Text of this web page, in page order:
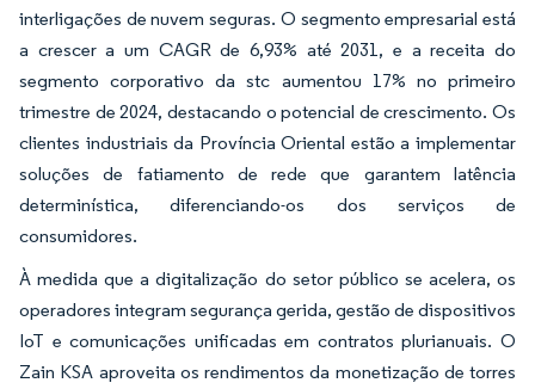
interligações de nuvem seguras. O segmento empresarial está
a crescer a um CAGR de 6,93% até 2031, e a receita do
segmento corporativo da stc aumentou 17% no primeiro
trimestre de 2024, destacando o potencial de crescimento. Os
clientes industriais da Província Oriental estão a implementar
soluções de fatiamento de rede que garantem latência
determinística, diferenciando-os dos serviços de
consumidores.
À medida que a digitalização do setor público se acelera, os
operadores integram segurança gerida, gestão de dispositivos
IoT e comunicações unificadas em contratos plurianuais. O
Zain KSA aproveita os rendimentos da monetização de torres